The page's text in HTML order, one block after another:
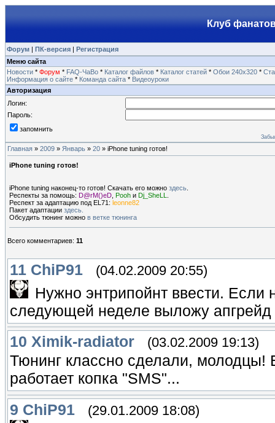
Клуб
Форум | ПК-версия | Регистрация
Меню сайта
Новости * Форум * FAQ-ЧаВо * Каталог файлов * Каталог статей * Обои 240х320 *
Информация о сайте * Команда сайта * Видеоуроки
Авторизация
Логин:
Пароль:
запомнить
Главная » 2009 » Январь » 20 » iPhone tuning готов!
iPhone tuning готов!
iPhone tuning наконец-то готов! Скачать его можно здесь
Респекты за помощь: D@rM()eD Pooh и Dj_SheLL
Респект за адаптацию под EL71: leonne82
Пакет адаптации здесь.
Обсудить тюнинг можно в ветке тюнинга
Всего комментариев: 11
11 ChiP91 (04.02.2009 20:55)
Нужно энтрипойнт ввести.
следующей неделе выложу апгрейд
10 Ximik-radiator (03.02.2009 19:13)
Тюнинг классно сделали, молодцы!
работает копка "SMS"...
9 ChiP91 (29.01.2009 18:08)